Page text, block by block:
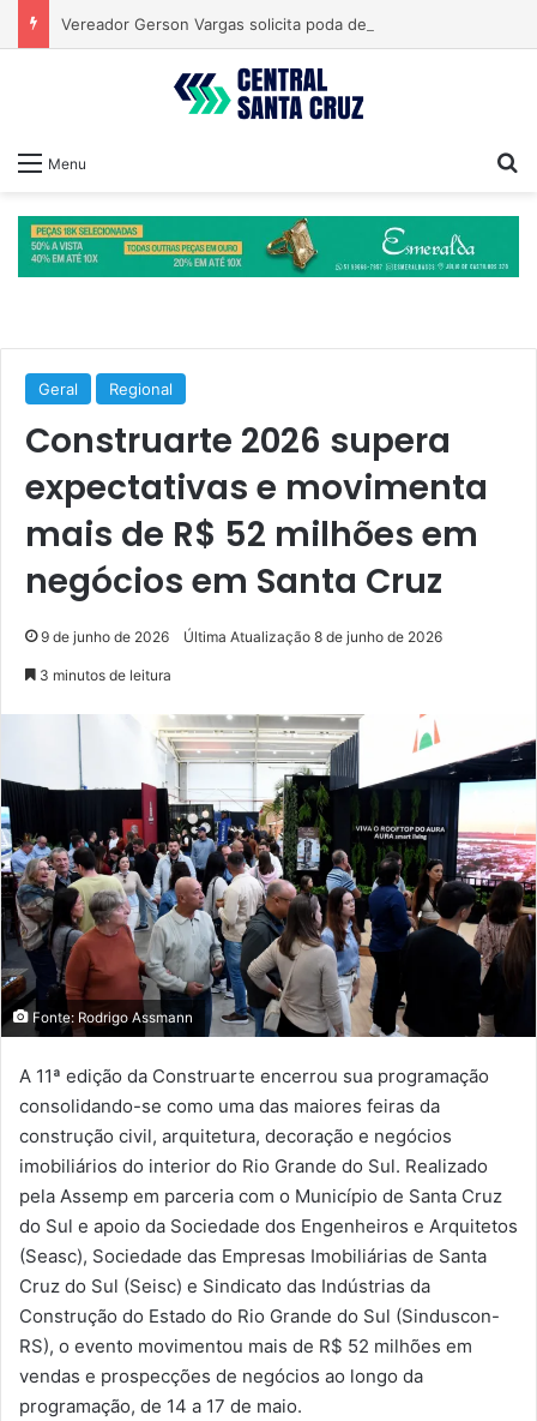
Menu
Geral Regional
Construarte 2026 supera
expectativas e movimenta
mais de R$ 52 milhões em
negócios em Santa Cruz
9 de junho de 2026 Última Atualização 8 de junho de 2026
3 minutos de leitura
Fonte: Rodrigo Assmann
A 11ª edição da Construarte encerrou sua programação
consolidando-se como uma das maiores feiras da
construção civil, arquitetura, decoração e negócios
imobiliários do interior do Rio Grande do Sul. Realizado
pela Assemp em parceria com o Município de Santa Cruz
do Sul e apoio da Sociedade dos Engenheiros e Arquitetos
(Seasc), Sociedade das Empresas Imobiliárias de Santa
Cruz do Sul (Seisc) e Sindicato das Indústrias da
Construção do Estado do Rio Grande do Sul (Sinduscon-
RS), o evento movimentou mais de R$ 52 milhões em
vendas e prospecções de negócios ao longo da
programação, de 14 a 17 de maio.